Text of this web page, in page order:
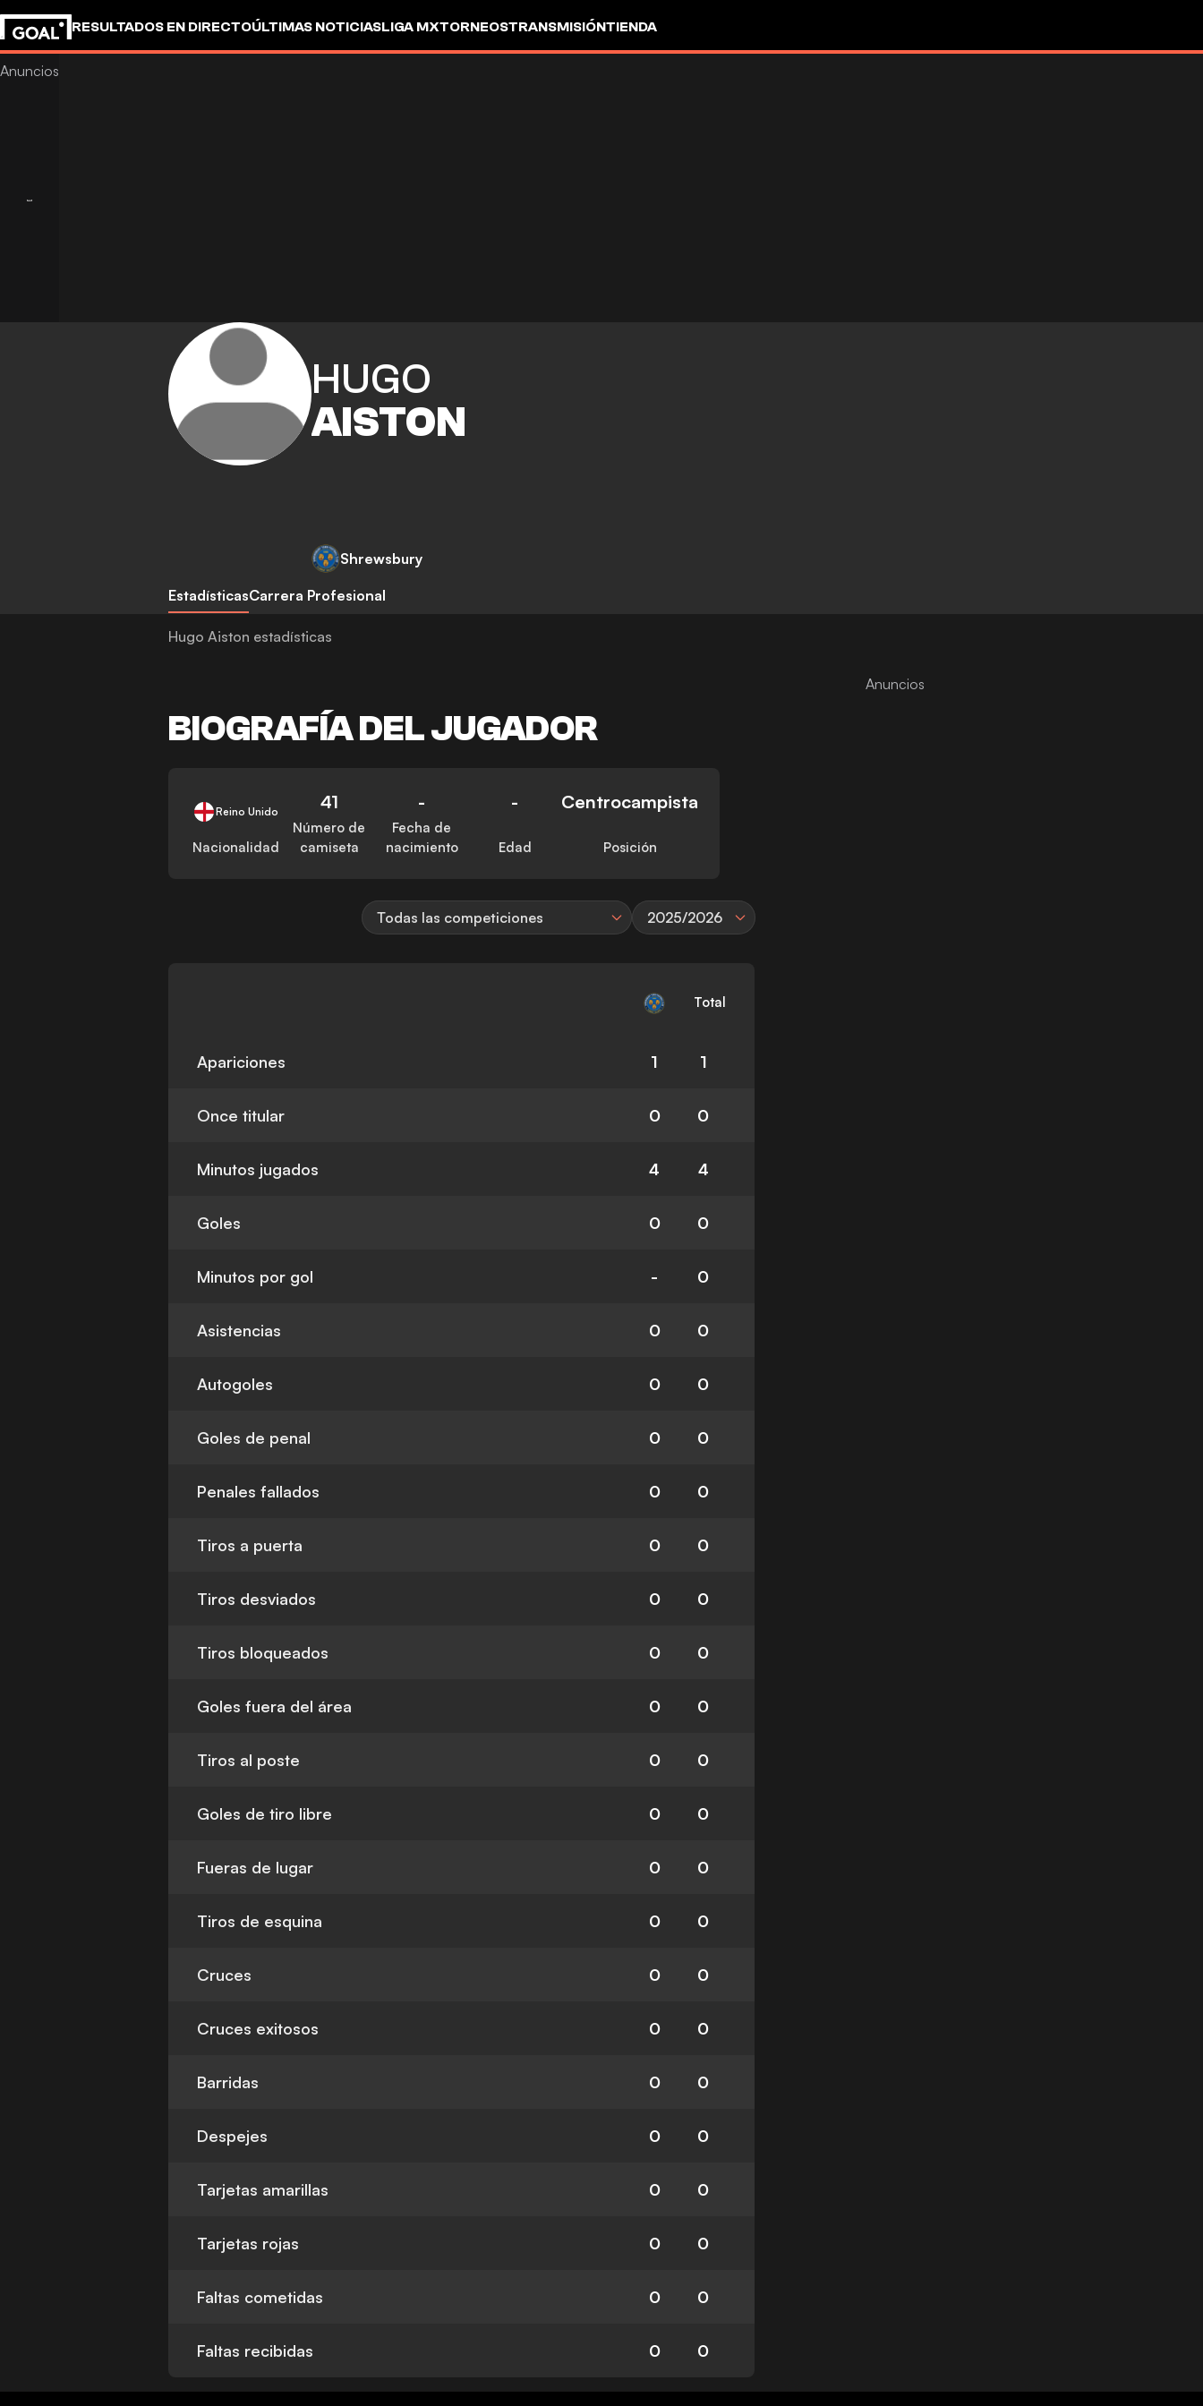
RESULTADOS EN DIRECTOÚLTIMAS NOTICIASLIGA MXTORNEOSTRANSMISIÓNTIENDA
HUGO
AISTON
Shrewsbury
EstadísticasCarrera Profesional
Hugo Aiston estadísticas
BIOGRAFÍA DEL JUGADOR
Reino Unido
Nacionalidad
41
Número de
camiseta
-
Fecha de
nacimiento
-
Edad
Centrocampista
Posición
Todas las competiciones 2025/2026
Total
Apariciones 1 1
Once titular 0 0
Minutos jugados 4 4
Goles 0 0
Minutos por gol - 0
Asistencias 0 0
Autogoles 0 0
Goles de penal 0 0
Penales fallados 0 0
Tiros a puerta 0 0
Tiros desviados 0 0
Tiros bloqueados 0 0
Goles fuera del área 0 0
Tiros al poste 0 0
Goles de tiro libre 0 0
Fueras de lugar 0 0
Tiros de esquina 0 0
Cruces 0 0
Cruces exitosos 0 0
Barridas 0 0
Despejes 0 0
Tarjetas amarillas 0 0
Tarjetas rojas 0 0
Faltas cometidas 0 0
Faltas recibidas 0 0